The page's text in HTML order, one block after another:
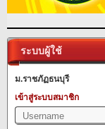
ระบบผู้ใช้
ม.ราชภัฏธนบุรี
เข้าสู่ระบบสมาชิก